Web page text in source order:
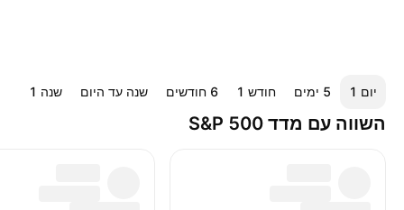
יום ‎1‎ ‎5‎ ימים חודש ‎1‎ ‎6‎ חודשים שנה עד היום שנה ‎1‎
השווה עם מדד S&P 500 ‏